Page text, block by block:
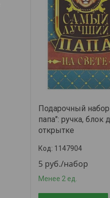
Подарочный
папа": ручка, блок
открытке
1147904
5 руб./набор
Менее 2 ед.